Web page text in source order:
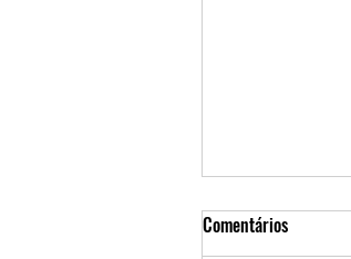
Comentários